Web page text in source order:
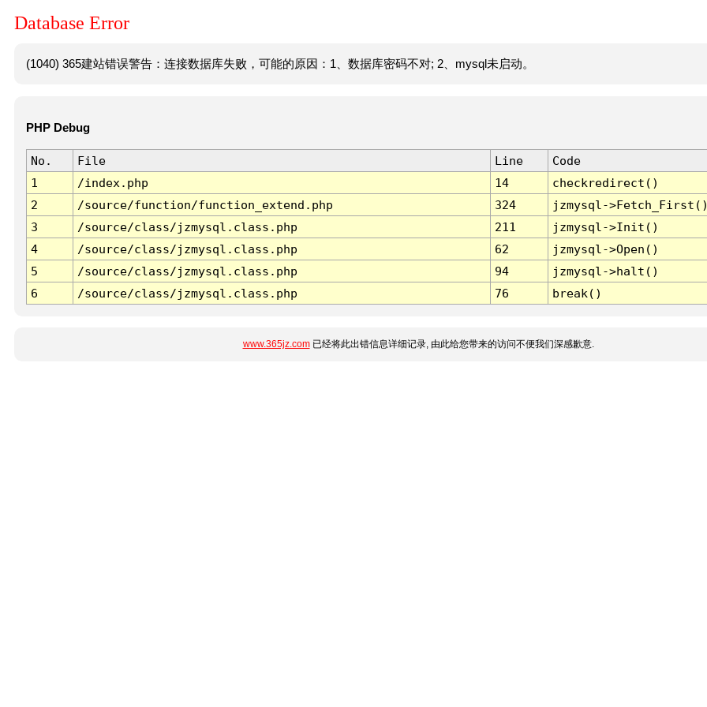
Database Error
(1040) 365建站错误警告：连接数据库失败，可能的原因：1、数据库密码不对; 2、mysql未启动。
PHP Debug
No. File Line
Code
1
/index.php 14
checkredirect()
2
/source/function/function_extend.php 324
jzmysql-
3
/source/class/jzmysql.class.php 211
jzmysql->Init()
4
/source/class/jzmysql.class.php 62
jzmysql->Open()
5
/source/class/jzmysql.class.php 94
jzmysql->halt()
6
/source/class/jzmysql.class.php 76 break()
www.365jz.com已经将此出错信息详细记录, 由此给您带来的访问不便我们深感歉意.